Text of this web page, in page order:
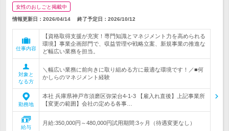
女性のおしごと掲載中
情報更新日：2026/04/14 終了予定日： 2026/10/12
仕事内容
【資格取得支援が充実！専門知識とマネジメント力を高められる
環境】事業企画部門で、収益管理や戦略立案、新規事業の推進な
ど幅広い業務を担当。
対象と
なる方
＼幅広い業務に前向きに取り組める方に最適な環境です！／■何
かしらのマネジメント経験
勤務地
本社 兵庫県神戸市須磨区弥栄台4-1-3 【雇入れ直後】上記事業所
【変更の範囲】会社の定める各事…
給与
月給:350,000円～480,000円試用期間:3ヶ月（待遇変更なし）